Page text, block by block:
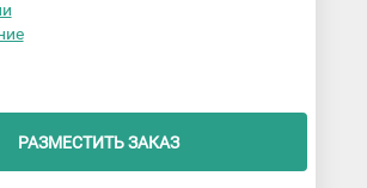
РАЗМЕСТИТЬ ЗАКАЗ